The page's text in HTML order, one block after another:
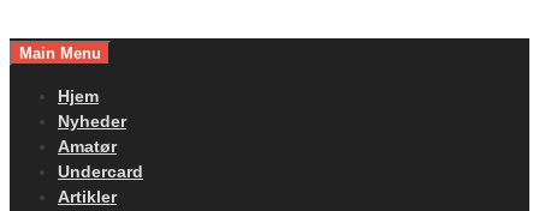
toMain Menu
Hjem
Nyheder
Amatør
Undercard
Artikler